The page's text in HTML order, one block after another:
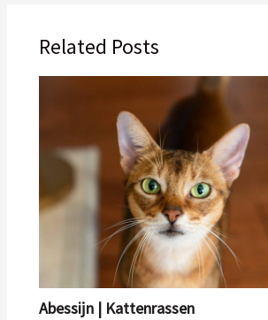
Related Posts
Abessijn | Kattenrassen